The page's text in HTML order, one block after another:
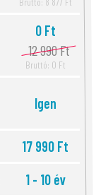
0 Ft
12 990 Ft
Bruttó: 0 Ft
Igen
17 990 Ft
1 - 10 év